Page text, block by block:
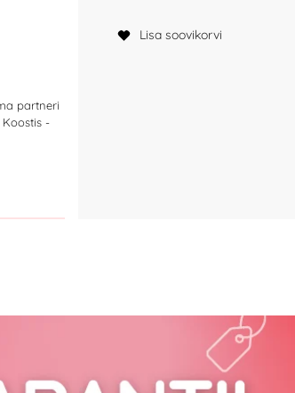
partneri
-
Lisa soovikorvi